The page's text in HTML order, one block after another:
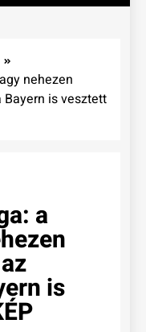
nehezen
Bayern is vesztett
a
is